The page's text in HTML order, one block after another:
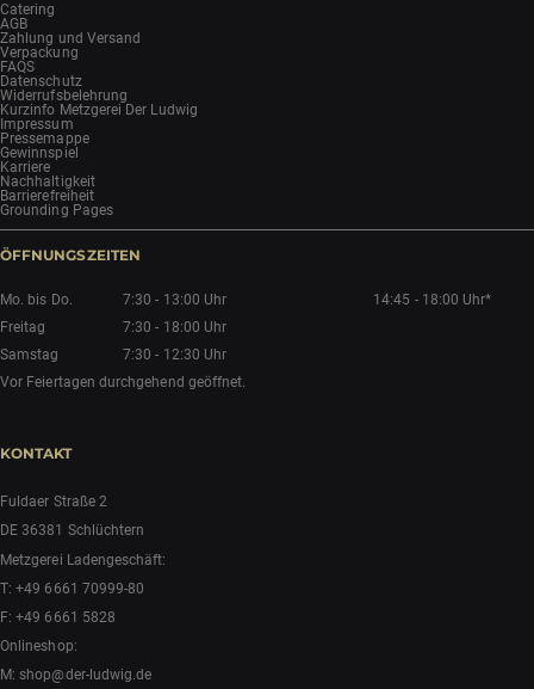
Catering
AGB
Zahlung und Versand
Verpackung
FAQS
Datenschutz
Widerrufsbelehrung
Kurzinfo Metzgerei Der Ludwig
Impressum
Pressemappe
Gewinnspiel
Karriere
Nachhaltigkeit
Barrierefreiheit
Grounding Pages
ÖFFNUNGSZEITEN
Mo. bis Do. 7:30 - 13:00 Uhr
14:45 - 18:00 Uhr*
Freitag
7:30 - 18:00 Uhr
Samstag
7:30 - 12:30 Uhr
Vor Feiertagen durchgehend geöffnet.
KONTAKT
Fuldaer Straße 2
DE 36381 Schlüchtern
Metzgerei Ladengeschäft:
T:+49 6661 70999-80
F: +49 6661 5828
Onlineshop:
M:shop@der-ludwig.de